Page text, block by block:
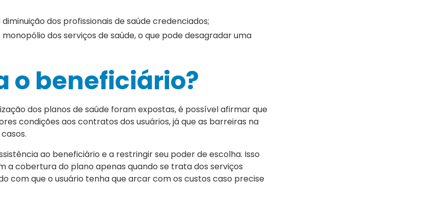
dos profissionais de saúde credenciados;
dos serviços de saúde, o que pode desagradar uma
o beneficiário?
dos planos de saúde foram expostas, é possível afirmar que
condições aos contratos dos usuários, já que as barreiras na
ao beneficiário e a restringir seu poder de escolha. Isso
cobertura do plano apenas quando se trata dos serviços
com que o usuário tenha que arcar com os custos caso precise